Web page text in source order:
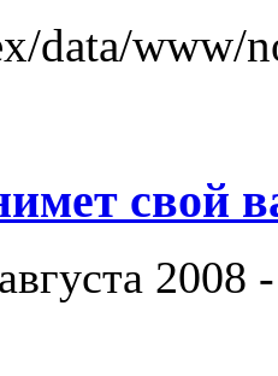
data/www/
свой
2008